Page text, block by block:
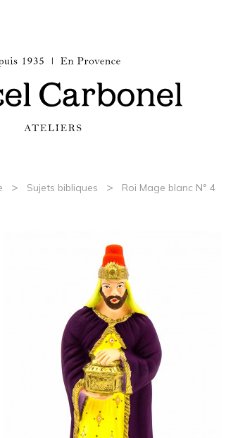
> Sujets bibliques > Roi Mage blanc N° 4